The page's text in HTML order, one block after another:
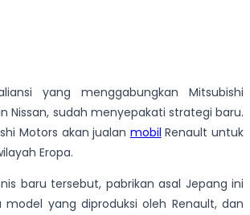
yang menggabungkan Mitsubishi
Nissan, sudah menyepakati strategi baru.
Motors akan jualan mobil Renault untuk
Eropa.
baru tersebut, pabrikan asal Jepang ini
yang diproduksi oleh Renault, dan